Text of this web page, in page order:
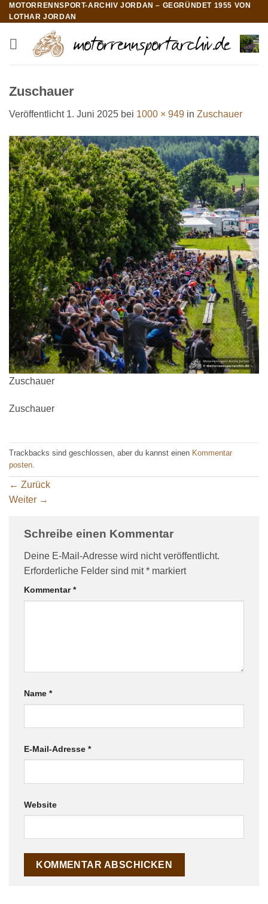
Zum
Inhalt
springen
MOTORRENNSPORT-ARCHIV JORDAN – GEGRÜNDET 1955 VON
LOTHAR JORDAN
Zuschauer
Veröffentlicht 1. Juni 2025 bei 1000 × 949 in Zuschauer
Zuschauer
Zuschauer
Trackbacks sind geschlossen, aber du kannst einen Kommentar
posten
← Zurück
Weiter →
Schreibe einen Kommentar
Deine E-Mail-Adresse wird nicht veröffentlicht.
Erforderliche Felder sind mit* markiert
Kommentar*
Name *
E-Mail-Adresse *
Website